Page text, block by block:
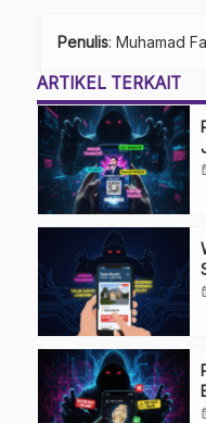
Penulis: Muhamad
ARTIKEL TERKAIT